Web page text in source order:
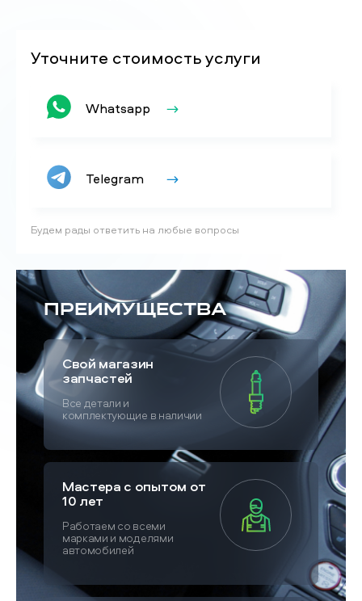
Уточните стоимость услуги
Whatsapp
Telegram
Будем рады ответить на любые вопросы
Преимущества
Свой магазин
запчастей
Все детали и
комплектующие в наличии
Мастера с опытом от
10 лет
Работаем со всеми
марками и моделями
автомобилей